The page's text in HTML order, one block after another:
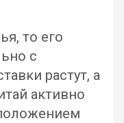
то его
с
растут, а
активно